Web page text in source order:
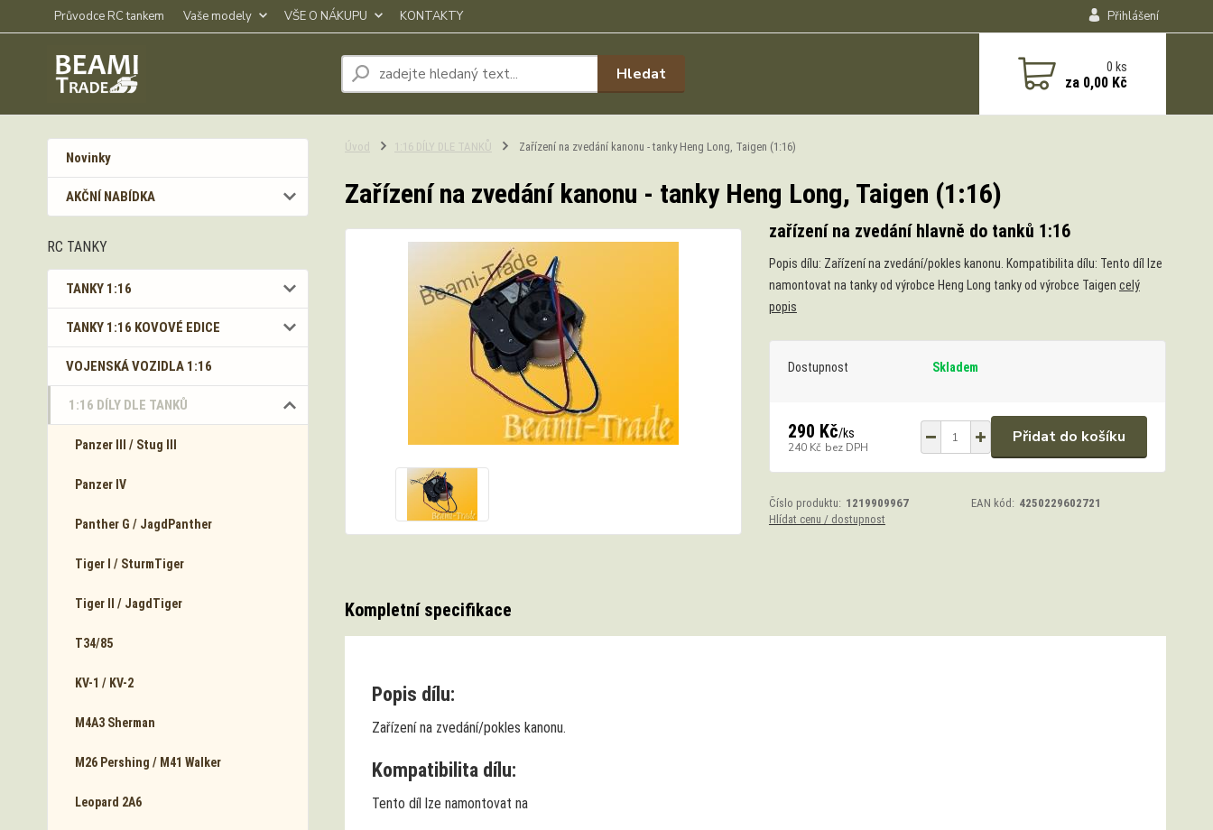
Průvodce RC tankem Vaše modely VŠE O NÁKUPU KONTAKTY Přihlášení
Hledat 0ks
za 0,00 Kč
Novinky
AKČNÍ NABÍDKA
RC TANKY
TANKY 1:16
TANKY 1:16 KOVOVÉ EDICE
VOJENSKÁ VOZIDLA 1:16
1:16 DÍLY DLE TANKŮ
Panzer III / Stug III
Panzer IV
Panther G / JagdPanther
Tiger I / SturmTiger
Tiger II / JagdTiger
T34/85
KV-1 / KV-2
M4A3 Sherman
M26 Pershing / M41 Walker
Leopard 2A6
Úvod 1:16 DÍLY DLE TANKŮ Zařízení na zvedání kanonu - tanky Heng Long, Taigen (1:16)
Zařízení na zvedání kanonu - tanky Heng Long, Taigen (1:16)
zařízení na zvedání hlavně do tanků 1:16
Popis dílu: Zařízení na zvedání/pokles kanonu. Kompatibilita dílu: Tento díl lze
namontovat na tanky od výrobce Heng Long tanky od výrobce Taigen celý
popis
Dostupnost Skladem
290 Kč/ks
240 Kč bez DPH
Přidat do košíku
Číslo produktu: 1219909967 EAN kód: 4250229602721
Hlídat cenu / dostupnost
Kompletní specifikace
Popis dílu:
Zařízení na zvedání/pokles kanonu.
Kompatibilita dílu:
Tento díl lze namontovat na